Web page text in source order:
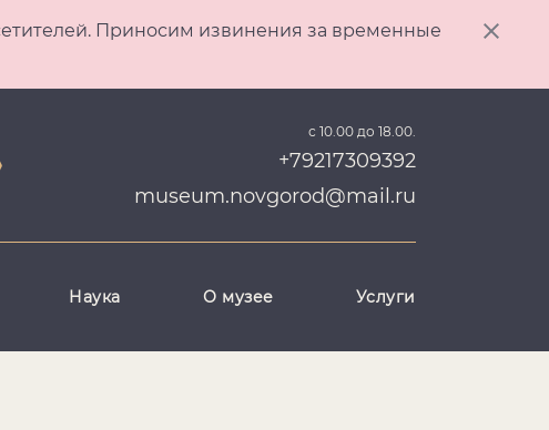
Приносим извинения за временные
с 10.00 до 18.00.
+79217309392
museum.novgorod@mail.ru
Наука О музее Услуги